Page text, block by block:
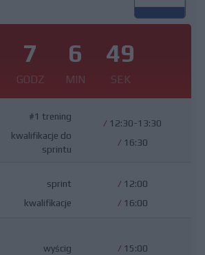
7
GODZ
6
MIN
48
SEK
#1 trening
kwalifikacje do
sprintu
/ 12:30-13:30
/ 16:30
sprint
kwalifikacje
/ 12:00
/ 16:00
wyścig / 15:00